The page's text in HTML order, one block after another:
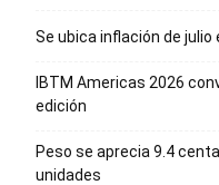
Se ubica inflación de julio
IBTM Americas 2026
edición
Peso se aprecia 9.4
unidades